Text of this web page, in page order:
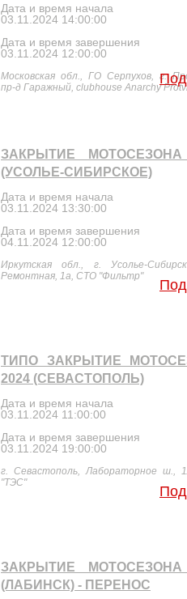
Дата и время начала
03.11.2024 14:00:00
Дата и время завершения
03.11.2024 12:00:00
Московская обл., ГО Серпухов, г.
пр-д Гаражный, clubhouse Anarchy
ЗАКРЫТИЕ МОТОСЕЗОНА
(УСОЛЬЕ-СИБИРСКОЕ)
Дата и время начала
03.11.2024 13:30:00
Дата и время завершения
04.11.2024 12:00:00
Иркутская обл., г. Усолье-
Ремонтная, 1а, СТО "Фильтр"
ТИПО ЗАКРЫТИЕ
2024 (СЕВАСТОПОЛЬ)
Дата и время начала
03.11.2024 11:00:00
Дата и время завершения
03.11.2024 19:00:00
г. Севастополь, Лабораторное ш.,
"ТЭС"
ЗАКРЫТИЕ МОТОСЕЗОНА
(ЛАБИНСК) - ПЕРЕНОС